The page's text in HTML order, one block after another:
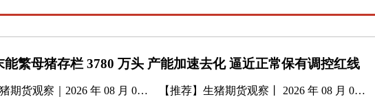
能繁母猪存栏 3780 万头 产能加速去化 逼近正常保有调控红线
期货观察｜2026 年 08 月 05 日 【推荐】 生猪期货观察丨 2026 年 08 月 03 日